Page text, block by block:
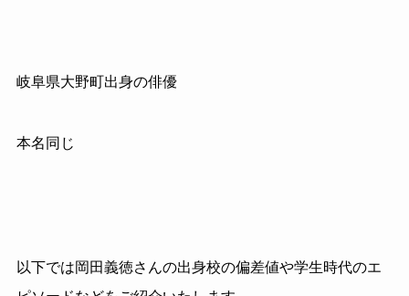
岐阜県大野町出身の俳優
本名同じ
以下では岡田義徳さんの出身校の偏差値や学生時代のエ